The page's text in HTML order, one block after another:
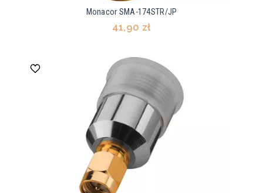
Monacor SMA-174STR/JP
41,90 zł